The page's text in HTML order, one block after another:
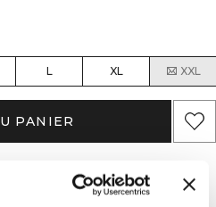
L XL XXL
PANIER
fit